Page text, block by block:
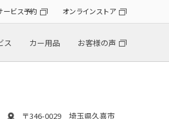
ービス予約 オンラインストア
ス カー用品 お客様の声
〒346-0029 埼玉県久喜市